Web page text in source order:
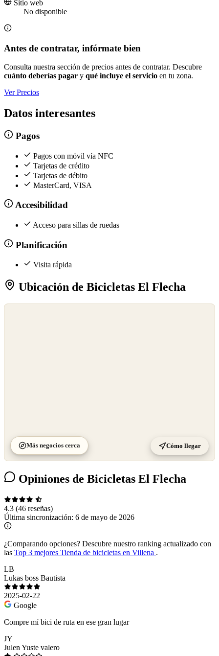
Sitio web
No disponible
Antes de contratar, infórmate bien
Consulta nuestra sección de precios antes de contratar. Descubre
cuánto deberías pagar y qué incluye el servicio en tu zona.
Ver Precios
Datos interesantes
Pagos
Pagos con móvil vía NFC
Tarjetas de crédito
Tarjetas de débito
MasterCard, VISA
Accesibilidad
Acceso para sillas de ruedas
Planificación
Visita rápida
Ubicación de Bicicletas El Flecha
Más negocios cerca Cómo llegar
Opiniones de Bicicletas El Flecha
4.3 (46 reseñas)
Última sincronización: 6 de mayo de 2026
¿Comparando opciones? Descubre nuestro ranking actualizado con
las Top 3 mejores Tienda de bicicletas en Villena .
LB
Lukas boss Bautista
2025-02-22
Google
Compre mí bici de ruta en ese gran lugar
JY
Julen Yuste valero